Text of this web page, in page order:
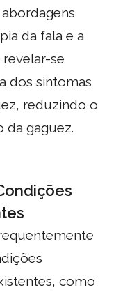
da fala e a
se
dos sintomas
reduzindo o
da gaguez.
como